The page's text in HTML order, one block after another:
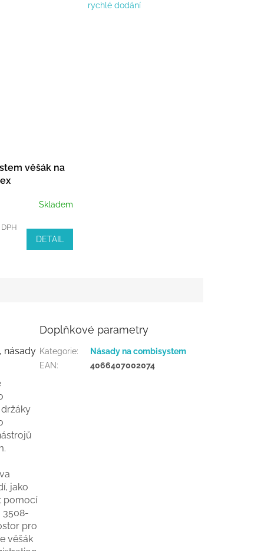
rychlé dodání
věšák na
Skladem
DETAIL
násady
jako
pomocí
3508-
pro
věšák
Doplňkové parametry
Kategorie:
Násady na combisystem
EAN: 4066407002074